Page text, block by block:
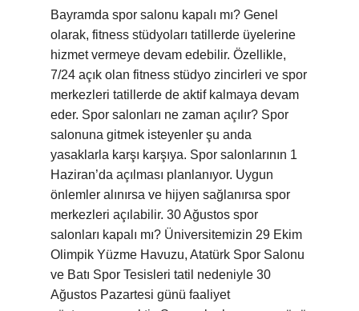
Bayramda spor salonu kapalı mı? Genel
olarak, fitness stüdyoları tatillerde üyelerine
hizmet vermeye devam edebilir. Özellikle,
7/24 açık olan fitness stüdyo zincirleri ve spor
merkezleri tatillerde de aktif kalmaya devam
eder. Spor salonları ne zaman açılır? Spor
salonuna gitmek isteyenler şu anda
yasaklarla karşı karşıya. Spor salonlarının 1
Haziran’da açılması planlanıyor. Uygun
önlemler alınırsa ve hijyen sağlanırsa spor
merkezleri açılabilir. 30 Ağustos spor
salonları kapalı mı? Üniversitemizin 29 Ekim
Olimpik Yüzme Havuzu, Atatürk Spor Salonu
ve Batı Spor Tesisleri tatil nedeniyle 30
Ağustos Pazartesi günü faaliyet